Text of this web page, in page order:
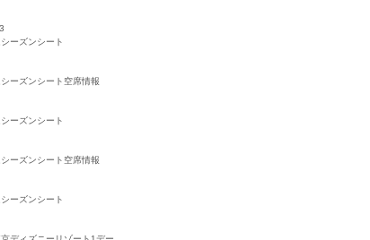
ーズンシート
ーズンシート空席情報
ーズンシート
ーズンシート空席情報
ーズンシート